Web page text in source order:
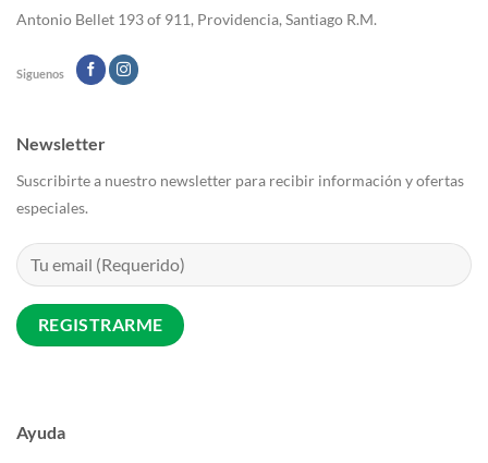
Antonio Bellet 193 of 911, Providencia, Santiago R.M.
Siguenos
Ayuda
Newsletter
Suscribirte a nuestro newsletter para recibir información y ofertas
especiales.